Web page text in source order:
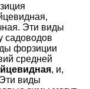
Эти виды
садоводов
форзиции
средней
, и,
виды